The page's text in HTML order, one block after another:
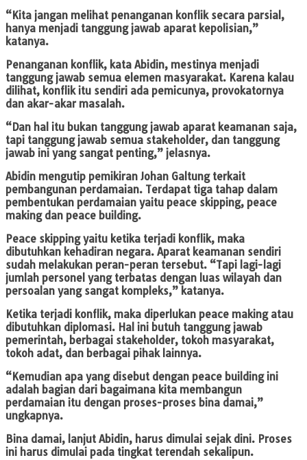
“Kita jangan melihat penanganan konflik secara parsial,
hanya menjadi tanggung jawab aparat kepolisian,”
katanya.
Penanganan konflik, kata Abidin, mestinya menjadi
tanggung jawab semua elemen masyarakat. Karena kalau
dilihat, konflik itu sendiri ada pemicunya, provokatornya
dan akar-akar masalah.
“Dan hal itu bukan tanggung jawab aparat keamanan saja,
tapi tanggung jawab semua stakeholder, dan tanggung
jawab ini yang sangat penting,” jelasnya.
Abidin mengutip pemikiran Johan Galtung terkait
pembangunan perdamaian. Terdapat tiga tahap dalam
pembentukan perdamaian yaitu peace skipping, peace
making dan peace building.
Peace skipping yaitu ketika terjadi konflik, maka
dibutuhkan kehadiran negara. Aparat keamanan sendiri
sudah melakukan peran-peran tersebut. “Tapi lagi-lagi
jumlah personel yang terbatas dengan luas wilayah dan
persoalan yang sangat kompleks,” katanya.
Ketika terjadi konflik, maka diperlukan peace making atau
dibutuhkan diplomasi. Hal ini butuh tanggung jawab
pemerintah, berbagai stakeholder, tokoh masyarakat,
tokoh adat, dan berbagai pihak lainnya.
“Kemudian apa yang disebut dengan peace building ini
adalah bagian dari bagaimana kita membangun
perdamaian itu dengan proses-proses bina damai,”
ungkapnya.
Bina damai, lanjut Abidin, harus dimulai sejak dini. Proses
ini harus dimulai pada tingkat terendah sekalipun.